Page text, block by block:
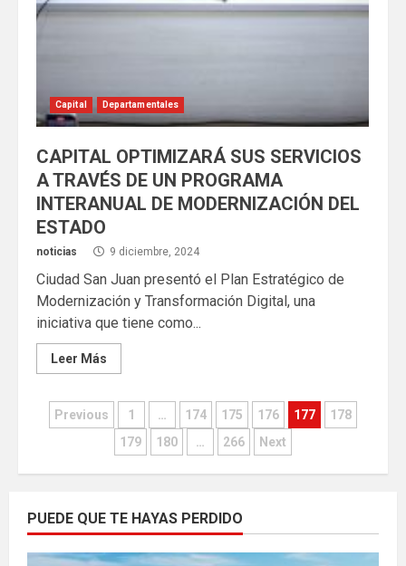
Capital Departamentales
CAPITAL OPTIMIZARÁ SUS SERVICIOS
A TRAVÉS DE UN PROGRAMA
INTERANUAL DE MODERNIZACIÓN DEL
ESTADO
noticias 9 diciembre, 2024
Ciudad San Juan presentó el Plan Estratégico de
Modernización y Transformación Digital, una
iniciativa que tiene como...
Leer Más
Paginación
de
Previous 1 … 174 175 176 177
178
179
180 … 266 Next
PUEDE QUE TE HAYAS PERDIDO